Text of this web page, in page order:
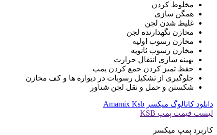
مخلوط کردن
همگن سازی
غلیظ شدن لجن
مخازن نگهدارنده لجن
مخازن رسوب اولیه
مخازن رسوب ثانویه
بهینه سازی انتقال حرارت
حفظ تمیز کردن جمع کردن پمپ
جلوگیری از تشکیل رسوبات در دیواره ها و کف مخازن
شکستن و حمل و نقل لجن شناور
دانلود کاتالوگ میکسر Amamix Ksb
لیست قیمت پمپ KSB
کاربرد پمپ میکسر